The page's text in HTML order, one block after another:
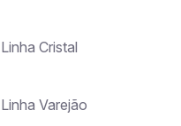
Linha Cristal
Linha Varejão